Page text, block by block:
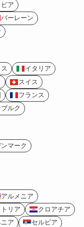
ア
バーレーン
イタリア
スイス
フランス
ルク
マーク
アルメニア
リア
クロアチア
ア
セルビア